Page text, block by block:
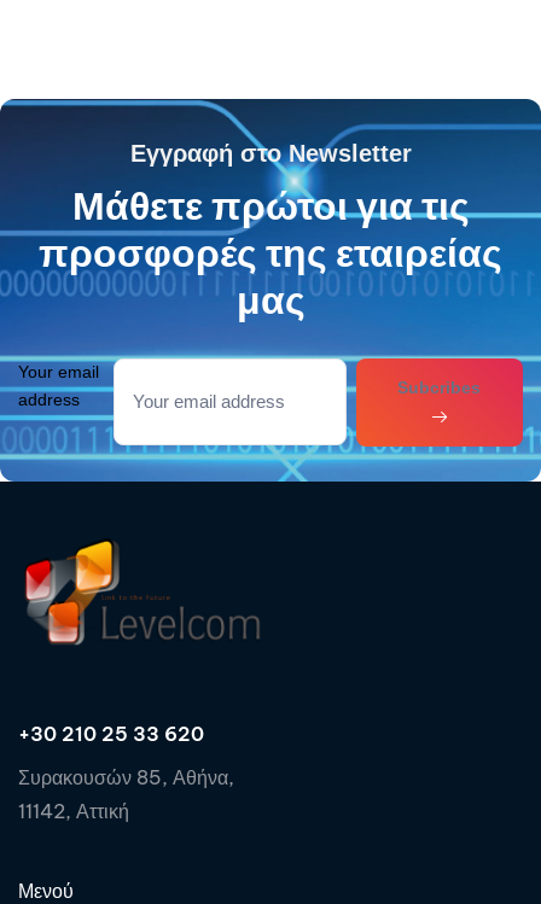
Εγγραφή στο Newsletter
Μάθετε πρώτοι για τις
προσφορές της εταιρείας
μας
Your email
address
Subcribes
+30 210 25 33 620
Συρακουσών 85, Αθήνα,
11142, Αττική
Μενού